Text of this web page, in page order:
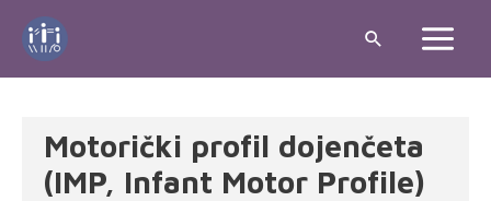
Motorički profil dojenčeta
(IMP, Infant Motor Profile)